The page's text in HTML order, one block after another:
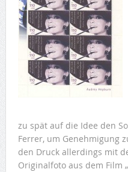
zu spät auf die Idee den
Ferrer, um Genehmigung
den Druck allerdings mit
Originalfoto aus dem Film